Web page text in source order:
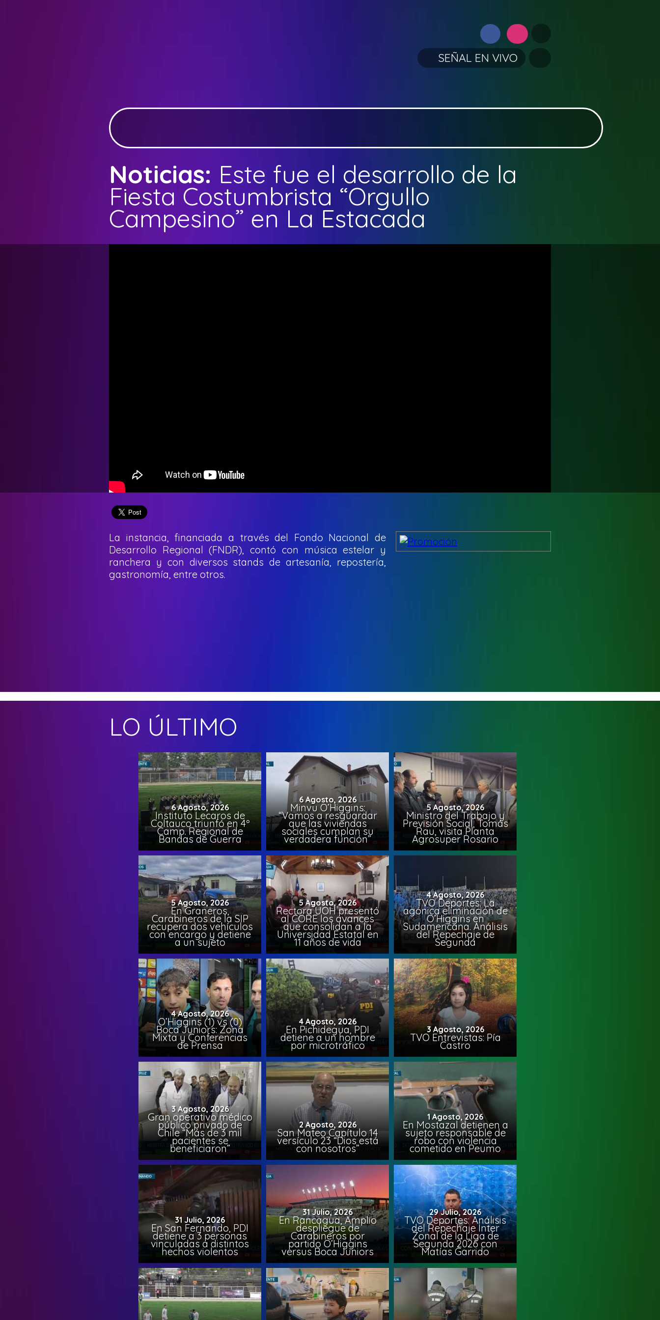
SEÑAL EN VIVO
Noticias: Este fue el desarrollo de la
Fiesta Costumbrista “Orgullo
Campesino” en La Estacada
La instancia, financiada a través del Fondo Nacional de
Desarrollo Regional (FNDR), contó con música estelar y
ranchera y con diversos stands de artesanía, repostería,
gastronomía, entre otros.
LO ÚLTIMO
6 Agosto, 2026
Instituto Lecaros de
Coltauco triunfó en 4º
Camp. Regional de
Bandas de Guerra
6 Agosto, 2026
Minvu O’Higgins:
“Vamos a resguardar
que las viviendas
sociales cumplan su
verdadera función”
5 Agosto, 2026
Ministro del Trabajo y
Previsión Social, Tomás
Rau, visita Planta
Agrosuper Rosario
5 Agosto, 2026
En Graneros,
Carabineros de la SIP
recupera dos vehículos
con encargo y detiene
a un sujeto
5 Agosto, 2026
Rectora UOH presentó
al CORE los avances
que consolidan a la
Universidad Estatal en
11 años de vida
4 Agosto, 2026
TVO Deportes: La
agónica eliminación de
O’Higgins en
Sudamericana. Análisis
del Repechaje de
Segunda
4 Agosto, 2026
O’Higgins (1) vs (0)
Boca Juniors: Zona
Mixta y Conferencias
de Prensa
4 Agosto, 2026
En Pichidegua, PDI
detiene a un hombre
por microtráfico
3 Agosto, 2026
TVO Entrevistas: Pía
Castro
3 Agosto, 2026
Gran operativo médico
público privado de
Chile “Más de 3 mil
pacientes se
beneficiaron”
2 Agosto, 2026
San Mateo Capítulo 14
versículo 23 “Dios está
con nosotros”
1 Agosto, 2026
En Mostazal detienen a
sujeto responsable de
robo con violencia
cometido en Peumo
31 Julio, 2026
En San Fernando, PDI
detiene a 3 personas
vinculadas a distintos
hechos violentos
31 Julio, 2026
En Rancagua, Amplio
despliegue de
Carabineros por
partido O’Higgins
versus Boca Juniors
29 Julio, 2026
TVO Deportes: Análisis
del Repechaje Inter
Zonal de la Liga de
Segunda 2026 con
Matías Garrido